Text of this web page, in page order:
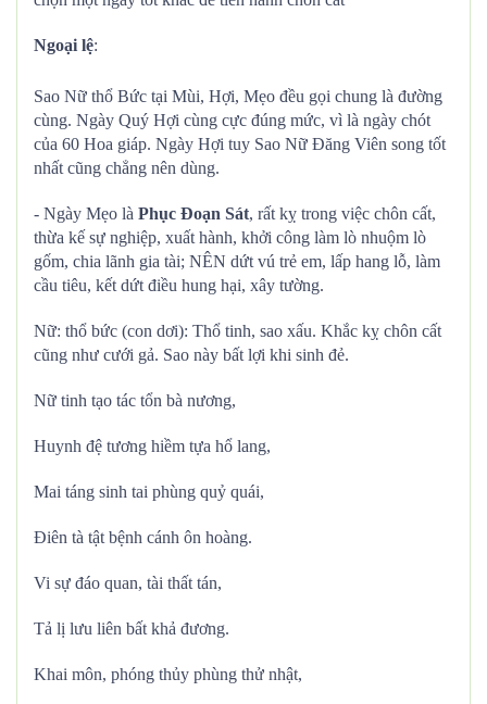
Ngoại lệ:
Sao Nữ thổ Bức tại Mùi, Hợi, Mẹo đều gọi chung là đường
cùng. Ngày Quý Hợi cùng cực đúng mức, vì là ngày chót
của 60 Hoa giáp. Ngày Hợi tuy Sao Nữ Đăng Viên song tốt
nhất cũng chẳng nên dùng.
- Ngày Mẹo là Phục Đoạn Sát, rất kỵ trong việc chôn cất,
thừa kế sự nghiệp, xuất hành, khởi công làm lò nhuộm lò
gốm, chia lãnh gia tài; NÊN dứt vú trẻ em, lấp hang lỗ, làm
cầu tiêu, kết dứt điều hung hại, xây tường.
Nữ: thổ bức (con dơi): Thổ tinh, sao xấu. Khắc kỵ chôn cất
cũng như cưới gả. Sao này bất lợi khi sinh đẻ.
Nữ tinh tạo tác tổn bà nương,
Huynh đệ tương hiềm tựa hổ lang,
Mai táng sinh tai phùng quỷ quái,
Điên tà tật bệnh cánh ôn hoàng.
Vi sự đáo quan, tài thất tán,
Tả lị lưu liên bất khả đương.
Khai môn, phóng thủy phùng thử nhật,